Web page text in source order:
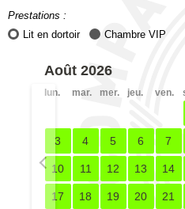
Prestations :
Lit en dortoir
Chambre VIP
Août 2026
lun. mar. mer. jeu. ven.
3 4 5 6 7
10 11 12 13 14
17 18 19 20 21